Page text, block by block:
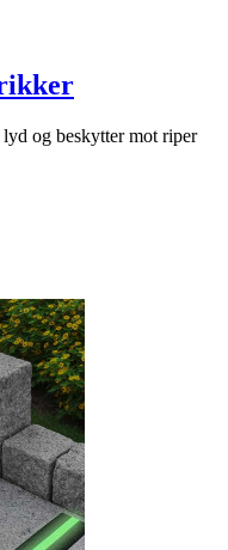
og beskytter mot riper